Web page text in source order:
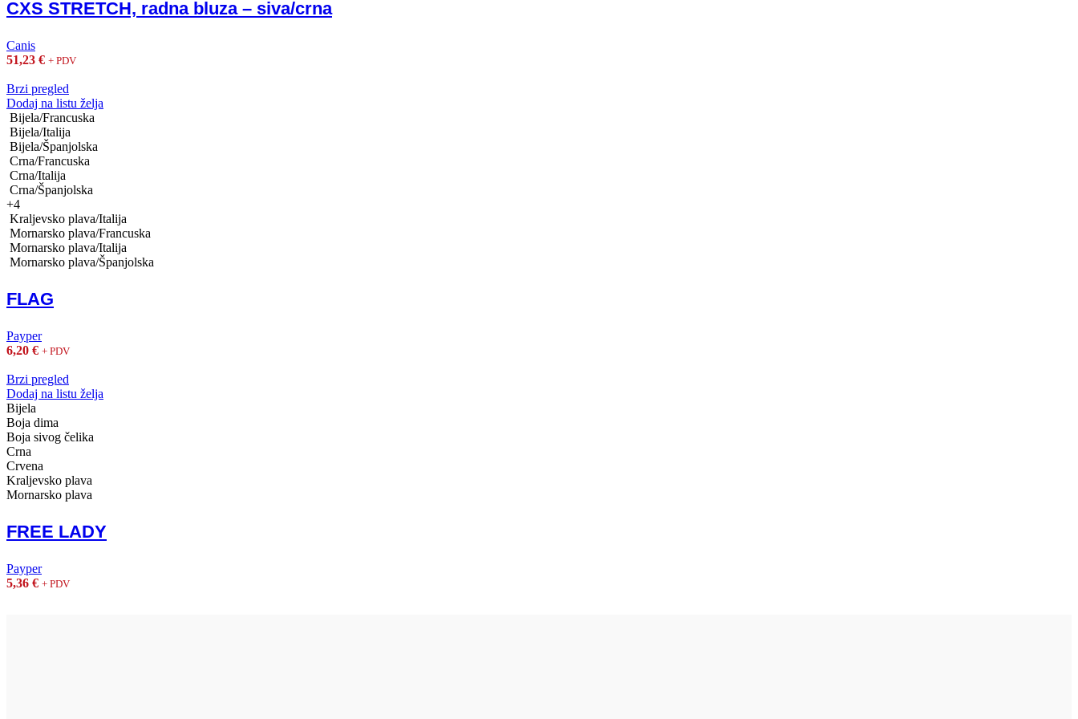
CXS STRETCH, radna bluza – siva/crna
Canis
51,23 € + PDV
Brzi pregled
Dodaj na listu želja
Bijela/Francuska
Bijela/Italija
Bijela/Španjolska
Crna/Francuska
Crna/Italija
Crna/Španjolska
+4
Kraljevsko plava/Italija
Mornarsko plava/Francuska
Mornarsko plava/Italija
Mornarsko plava/Španjolska
FLAG
Payper
6,20 € + PDV
Brzi pregled
Dodaj na listu želja
Bijela
Boja dima
Boja sivog čelika
Crna
Crvena
Kraljevsko plava
Mornarsko plava
FREE LADY
Payper
5,36 € + PDV